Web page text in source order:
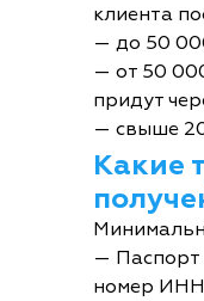
клиента
— до 50
— от 50
придут
— свыше
Какие
—
номер